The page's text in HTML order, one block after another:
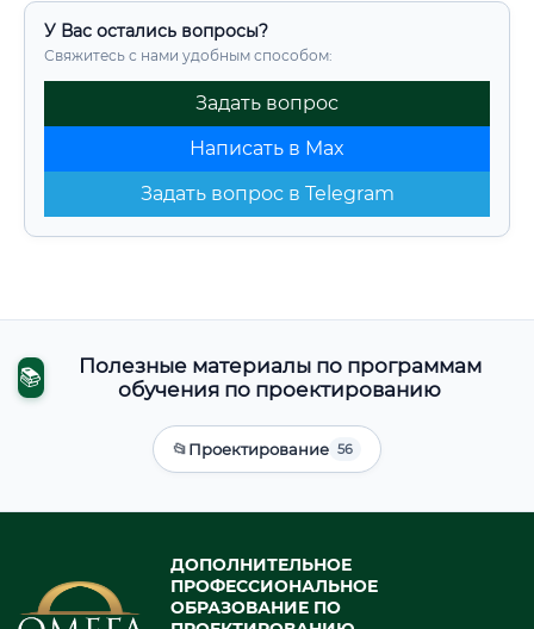
У Вас остались вопросы?
Свяжитесь с нами удобным способом:
Задать вопрос
Написать в Max
Задать вопрос в Telegram
📚
Полезные материалы по программам
обучения по проектированию
📂Проектирование 56
ДОПОЛНИТЕЛЬНОЕ
ПРОФЕССИОНАЛЬНОЕ
ОБРАЗОВАНИЕ ПО